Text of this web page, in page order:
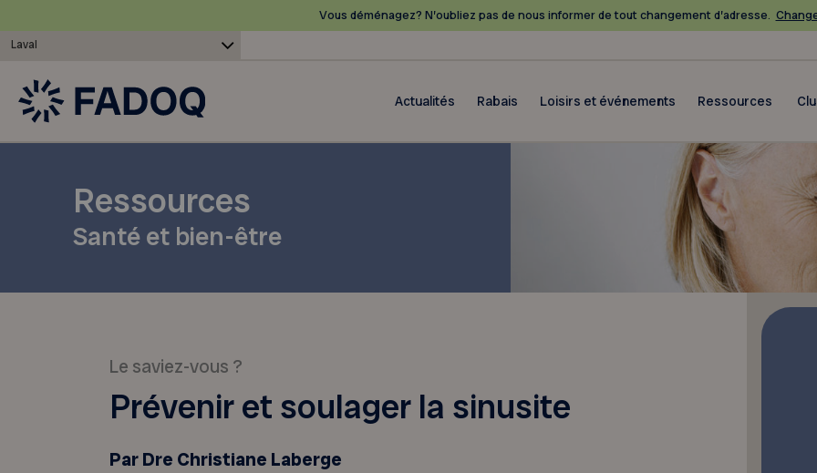
Vous déménagez? N’oubliez pas de nous informer de tout changement d’adresse.
Laval
Actualités Rabais Loisirs et événements Ressources
Ressources
Santé et bien-être
Le saviez-vous ?
Prévenir et soulager la sinusite
Par Dre Christiane Laberge